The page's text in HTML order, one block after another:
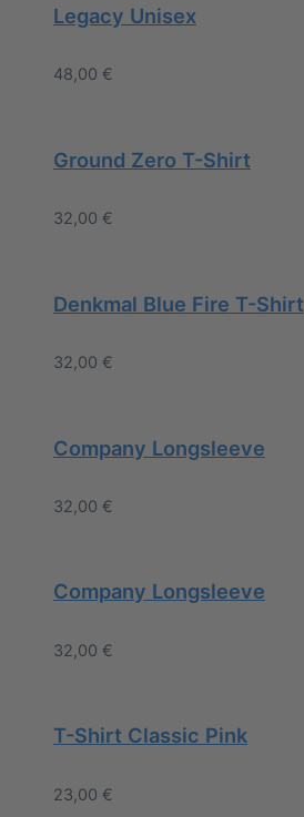
Legacy Unisex
48,00 €
Ground Zero T-Shirt
32,00 €
Denkmal Blue Fire T-Shirt
32,00 €
Company Longsleeve
32,00 €
Company Longsleeve
32,00 €
T-Shirt Classic Pink
23,00 €